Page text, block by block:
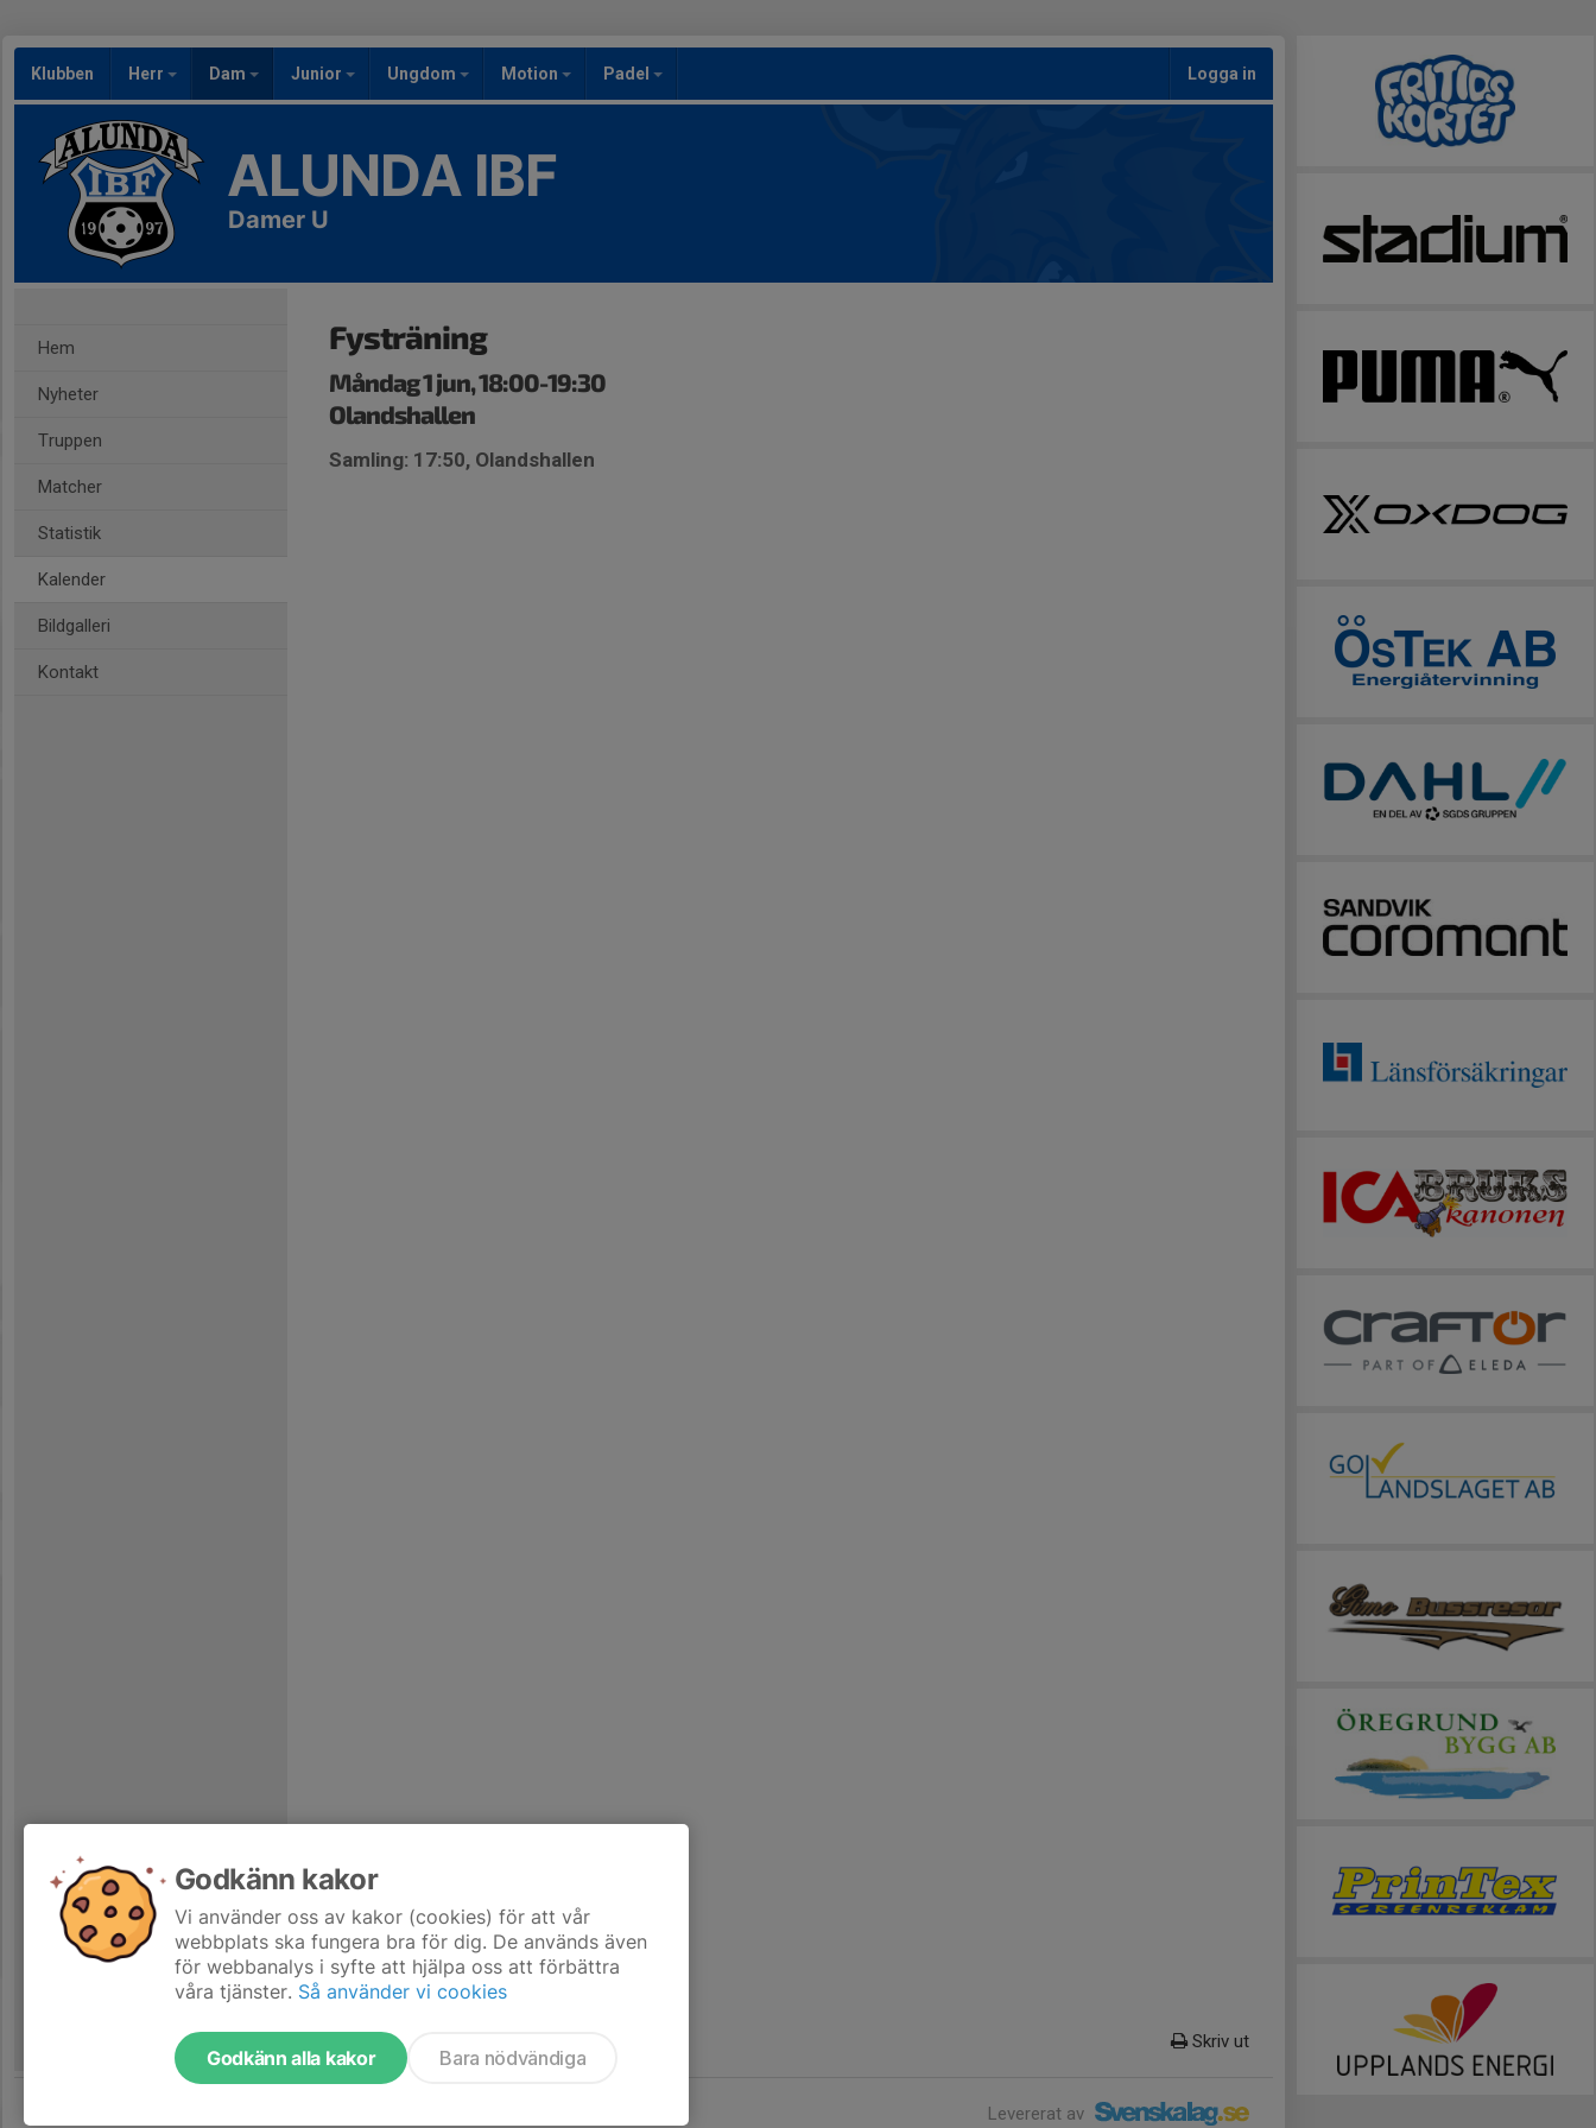
Klubben Herr Dam Junior Ungdom Motion Padel Logga in
ALUNDA IBF
Damer U
Hem
Nyheter
Truppen
Matcher
Statistik
Kalender
Bildgalleri
Kontakt
Fysträning
Måndag 1 jun, 18:00-19:30
Olandshallen
Samling: 17:50, Olandshallen
Skriv ut
Levererat av
Godkänn kakor
Vi använder oss av kakor (cookies) för att vår
webbplats ska fungera bra för dig. De används även
för webbanalys i syfte att hjälpa oss att förbättra
våra tjänster. Så använder vi cookies
Godkänn alla kakor Bara nödvändiga